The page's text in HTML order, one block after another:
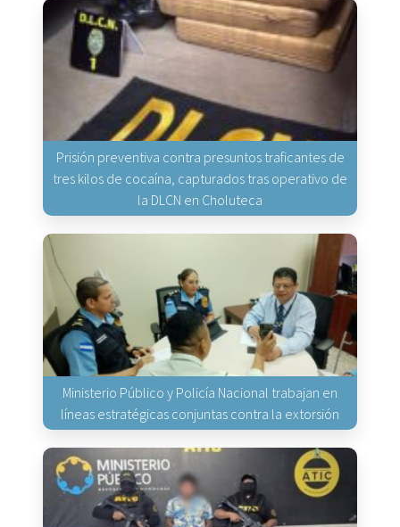
Prisión preventiva contra presuntos traficantes de
tres kilos de cocaína, capturados tras operativo de
la DLCN en Choluteca
Ministerio Público y Policía Nacional trabajan en
líneas estratégicas conjuntas contra la extorsión